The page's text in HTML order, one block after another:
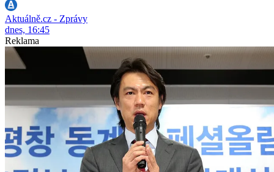
Aktuálně.cz - Zprávy
dnes, 16:45
Reklama